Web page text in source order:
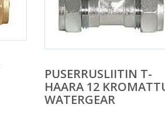
PUSERRUSLIITIN T-
HAARA 12
WATERGEAR